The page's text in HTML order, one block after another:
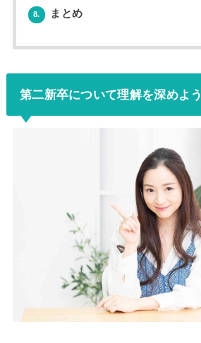
8. まとめ
第二新卒について理解を深めよう